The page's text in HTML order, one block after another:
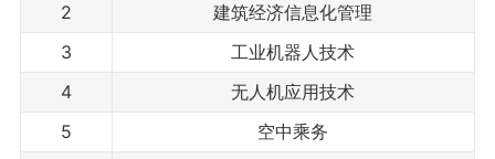
2
建筑经济信息化管理
3
工业机器人技术
4
无人机应用技术
5
空中乘务